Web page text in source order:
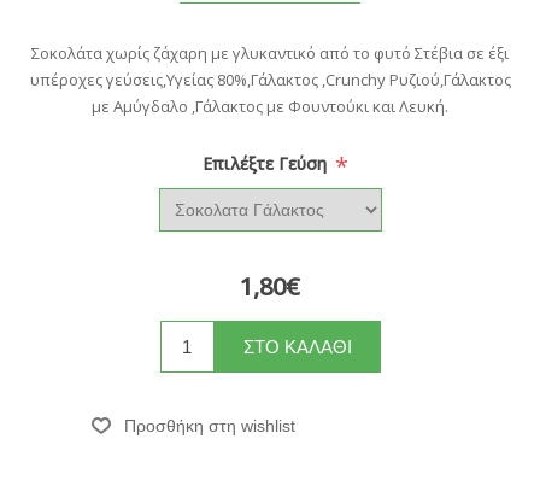
Σοκολάτα χωρίς ζάχαρη με γλυκαντικό από το φυτό Στέβια σε έξι
υπέροχες γεύσεις,Υγείας 80%,Γάλακτος ,Crunchy Ρυζιού,Γάλακτος
με Αμύγδαλο ,Γάλακτος με Φουντούκι και Λευκή.
Επιλέξτε Γεύση *
1,80€